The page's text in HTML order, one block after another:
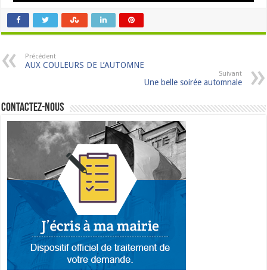
Précédent
AUX COULEURS DE L’AUTOMNE
Suivant
Une belle soirée automnale
Contactez-nous